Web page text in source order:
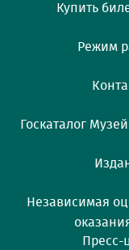
Купить
Режим
Госкаталог
Независимая
Пресс-